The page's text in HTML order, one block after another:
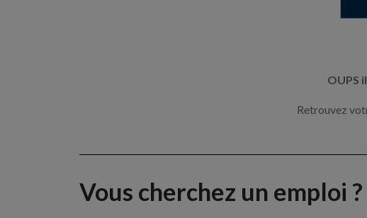
OUPS
Retrouvez
Vous cherchez un emploi ?